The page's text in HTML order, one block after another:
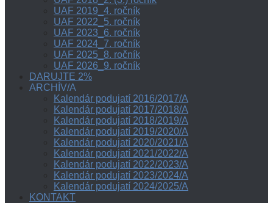
UAF 2019_4. ročník
UAF 2022_5. ročník
UAF 2023_6. ročník
UAF 2024_7. ročník
UAF 2025_8. ročník
UAF 2026_9. ročník
DARUJTE 2%
ARCHÍV/A
Kalendár podujatí 2016/2017/A
Kalendár podujatí 2017/2018/A
Kalendár podujatí 2018/2019/A
Kalendár podujatí 2019/2020/A
Kalendár podujatí 2020/2021/A
Kalendár podujatí 2021/2022/A
Kalendár podujatí 2022/2023/A
Kalendár podujatí 2023/2024/A
Kalendár podujatí 2024/2025/A
KONTAKT